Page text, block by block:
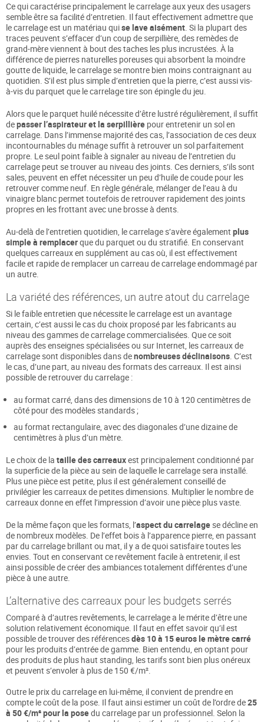
Ce qui caractérise principalement le carrelage aux yeux des usagers
semble être sa facilité d’entretien. Il faut effectivement admettre que
le carrelage est un matériau quise lave aisément. Si la plupart des
traces peuvent s’effacer d’un coup de serpillière, des remèdes de
grand-mère viennent à bout des taches les plus incrustées. À la
différence de pierres naturelles poreuses qui absorbent la moindre
goutte de liquide, le carrelage se montre bien moins contraignant au
quotidien. S’il est plus simple d’entretien que la pierre, c’est aussi vis-
à-vis du parquet que le carrelage tire son épingle du jeu.
Alors que le parquet huilé nécessite d’être lustré régulièrement, il suffit
depasser l’aspirateur et la serpillière pour entretenir un sol en
carrelage. Dans l’immense majorité des cas, l’association de ces deux
incontournables du ménage suffit à retrouver un sol parfaitement
propre. Le seul point faible à signaler au niveau de l’entretien du
carrelage peut se trouver au niveau des joints. Ces derniers, s’ils sont
sales, peuvent en effet nécessiter un peu d’huile de coude pour les
retrouver comme neuf. En règle générale, mélanger de l’eau à du
vinaigre blanc permet toutefois de retrouver rapidement des joints
propres en les frottant avec une brosse à dents.
Au-delà de l’entretien quotidien, le carrelage s’avère également plus
simple à remplacerque du parquet ou du stratifié. En conservant
quelques carreaux en supplément au cas où, il est effectivement
facile et rapide de remplacer un carreau de carrelage endommagé par
un autre.
La variété des références, un autre atout du carrelage
Si le faible entretien que nécessite le carrelage est un avantage
certain, c’est aussi le cas du choix proposé par les fabricants au
niveau des gammes de carrelage commercialisées. Que ce soit
auprès des enseignes spécialisées ou sur Internet, les carreaux de
carrelage sont disponibles dans denombreuses déclinaisons. C’est
le cas, d’une part, au niveau des formats des carreaux. Il est ainsi
possible de retrouver du carrelage :
au format carré, dans des dimensions de 10 à 120 centimètres de
côté pour des modèles standards ;
au format rectangulaire, avec des diagonales d’une dizaine de
centimètres à plus d’un mètre.
Le choix de la taille des carreauxest principalement conditionné par
la superficie de la pièce au sein de laquelle le carrelage sera installé.
Plus une pièce est petite, plus il est généralement conseillé de
privilégier les carreaux de petites dimensions. Multiplier le nombre de
carreaux donne en effet l’impression d’avoir une pièce plus vaste.
De la même façon que les formats, l’aspect du carrelagese décline en
de nombreux modèles. De l’effet bois à l’apparence pierre, en passant
par du carrelage brillant ou mat, il y a de quoi satisfaire toutes les
envies. Tout en conservant ce revêtement facile à entretenir, il est
ainsi possible de créer des ambiances totalement différentes d’une
pièce à une autre.
L’alternative des carreaux pour les budgets serrés
Comparé à d’autres revêtements, le carrelage a le mérite d’être une
solution relativement économique. Il faut en effet savoir qu’il est
possible de trouver des référencesdès 10 à 15 euros le mètre carré
pour les produits d’entrée de gamme. Bien entendu, en optant pour
des produits de plus haut standing, les tarifs sont bien plus onéreux
et peuvent s’envoler à plus de 150 €/m².
Outre le prix du carrelage en lui-même, il convient de prendre en
compte le coût de la pose. Il faut ainsi estimer un coût de l’ordre de25
à 50 €/m² pour la posedu carrelage par un professionnel. Selon la